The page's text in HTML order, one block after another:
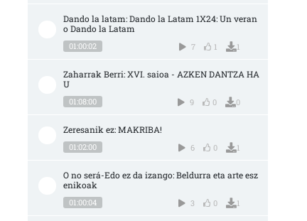
Dando la latam: Dando la Latam 1X24: Un veran
o Dando la Latam
01:00:02 7 1 1
Zaharrak Berri: XVI. saioa - AZKEN DANTZA HA
U
01:08:00 9 0 0
Zeresanik ez: MAKRIBA!
01:02:00 6 0 1
O no será-Edo ez da izango: Beldurra eta arte esz
enikoak
01:00:04 3 0 1